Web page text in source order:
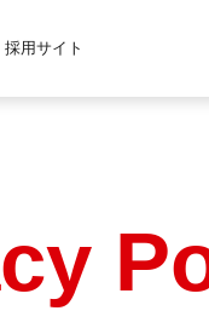
採用サイト